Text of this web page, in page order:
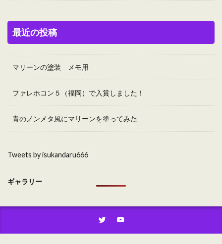
最近の投稿
マリーンの塗装 メモ用
ファレホコン５（福岡）で入賞しました！
青のノンメタ風にマリーンを塗ってみた
Tweets by isukandaru666
ギャラリー